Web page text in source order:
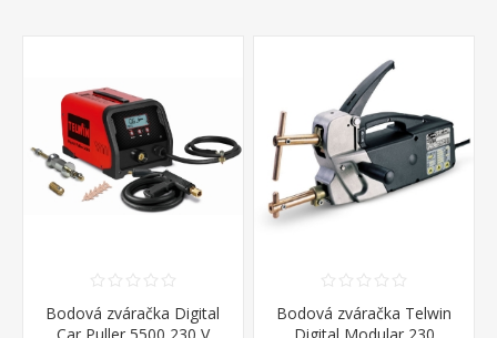
Bodová zváračka Digital
Bodová zváračka Telwin